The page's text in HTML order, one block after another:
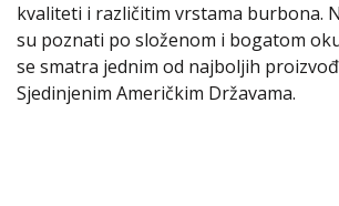
kvaliteti i različitim vrstama burbona.
su poznati po složenom i bogatom
se smatra jednim od najboljih
Sjedinjenim Američkim Državama.